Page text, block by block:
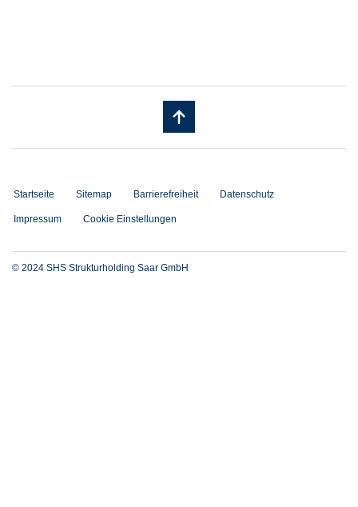
Startseite Sitemap Barrierefreiheit Datenschutz
Impressum Cookie Einstellungen
© 2024 SHS Strukturholding Saar GmbH